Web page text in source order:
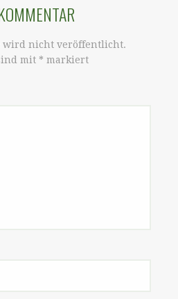
wird nicht veröffentlicht.
mit * markiert